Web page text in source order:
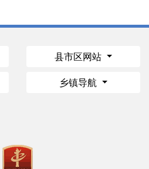
县市区网站
乡镇导航